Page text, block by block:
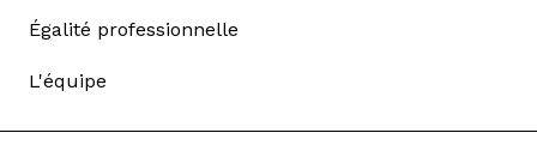
Égalité professionnelle
L'équipe